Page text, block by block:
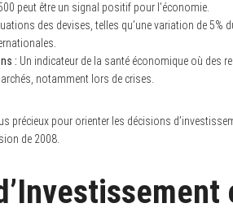
peut être un signal positif pour l’économie.
des devises, telles qu’une variation de 5%
: Un indicateur de la santé économique où des
notamment lors de crises.
précieux pour orienter les décisions
de 2008.